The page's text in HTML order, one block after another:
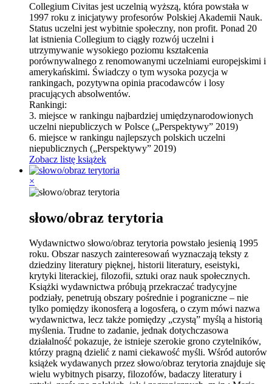
Collegium Civitas jest uczelnią wyższą, która powstała w
1997 roku z inicjatywy profesorów Polskiej Akademii Nauk.
Status uczelni jest wybitnie społeczny, non profit. Ponad 20
lat istnienia Collegium to ciągły rozwój uczelni i
utrzymywanie wysokiego poziomu kształcenia
porównywalnego z renomowanymi uczelniami europejskimi i
amerykańskimi. Świadczy o tym wysoka pozycja w
rankingach, pozytywna opinia pracodawców i losy
pracujących absolwentów.
Rankingi:
3. miejsce w rankingu najbardziej umiędzynarodowionych
uczelni niepubliczych w Polsce („Perspektywy” 2019)
6. miejsce w rankingu najlepszych polskich uczelni
niepublicznych („Perspektywy” 2019)
Zobacz listę książek
×
słowo/obraz terytoria
Wydawnictwo słowo/obraz terytoria powstało jesienią 1995
roku. Obszar naszych zainteresowań wyznaczają teksty z
dziedziny literatury pięknej, historii literatury, eseistyki,
krytyki literackiej, filozofii, sztuki oraz nauk społecznych.
Książki wydawnictwa próbują przekraczać tradycyjne
podziały, penetrują obszary pośrednie i pograniczne – nie
tylko pomiędzy ikonosferą a logosferą, o czym mówi nazwa
wydawnictwa, lecz także pomiędzy „czystą” myślą a historią
myślenia. Trudne to zadanie, jednak dotychczasowa
działalność pokazuje, że istnieje szerokie grono czytelników,
którzy pragną dzielić z nami ciekawość myśli. Wśród autorów
książek wydawanych przez słowo/obraz terytoria znajduje się
wielu wybitnych pisarzy, filozofów, badaczy literatury i